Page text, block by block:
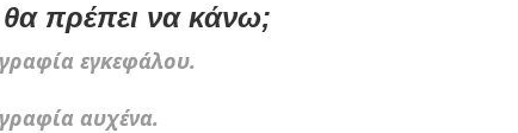
θα πρέπει να κάνω;
εγκεφάλου.
αυχένα.